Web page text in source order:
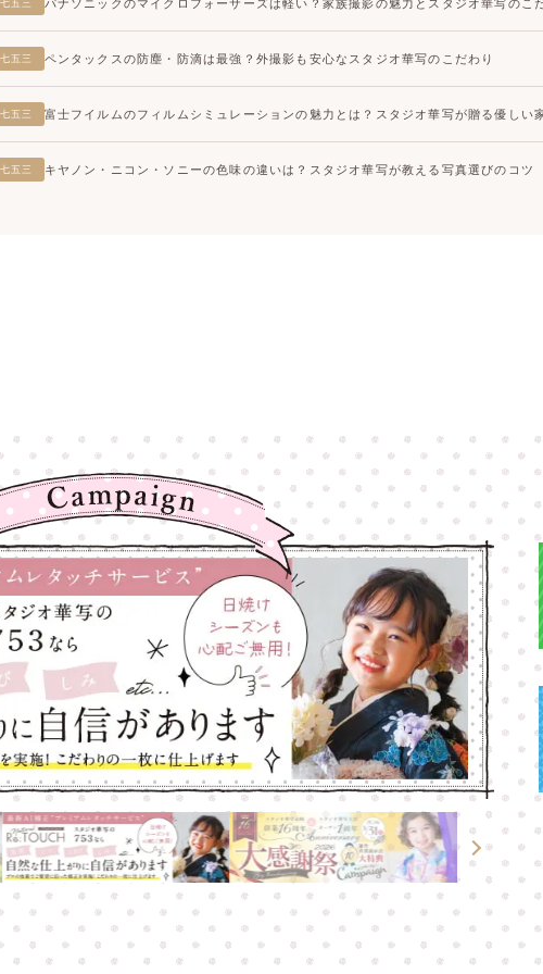
七五三 パナソニックのマイクロフォーサーズは軽い？家族撮影の魅力とスタジオ華写のこ
七五三 ペンタックスの防塵・防滴は最強？外撮影も安心なスタジオ華写のこだわり
七五三 富士フイルムのフィルムシミュレーションの魅力とは？スタジオ華写が贈る優しい
七五三 キヤノン・ニコン・ソニーの色味の違いは？スタジオ華写が教える写真選びのコツ